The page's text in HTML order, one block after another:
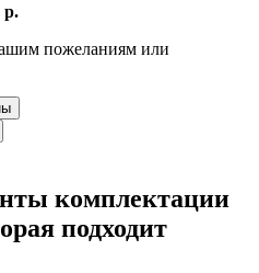
р.
пожеланиям или
комплектации
подходит